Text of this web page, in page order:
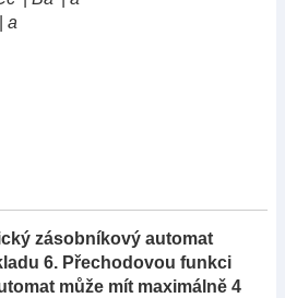
a
zásobníkový automat
6. Přechodovou funkci
může mít maximálně 4